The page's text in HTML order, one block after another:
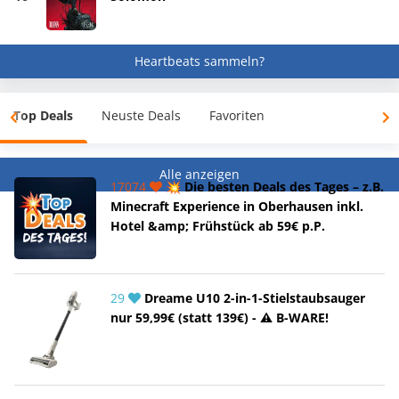
Heartbeats sammeln?
Top Deals Neuste Deals Favoriten
Alle anzeigen
17074
💥 Die besten Deals des Tages – z.B.
Minecraft Experience in Oberhausen inkl.
Hotel &amp; Frühstück ab 59€ p.P.
29
Dreame U10 2-in-1-Stielstaubsauger
nur 59,99€ (statt 139€) - ⚠️ B-WARE!